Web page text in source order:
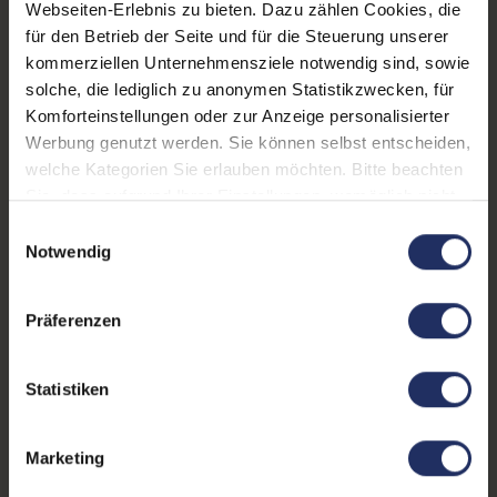
Webseiten-Erlebnis zu bieten. Dazu zählen Cookies, die
für den Betrieb der Seite und für die Steuerung unserer
kommerziellen Unternehmensziele notwendig sind, sowie
solche, die lediglich zu anonymen Statistikzwecken, für
Komforteinstellungen oder zur Anzeige personalisierter
Werbung genutzt werden. Sie können selbst entscheiden,
welche Kategorien Sie erlauben möchten. Bitte beachten
Sie, dass aufgrund Ihrer Einstellungen, womöglich nicht
Weitere Informationen finden Sie in
Notwendig
Präferenzen
Statistiken
Marketing
Kommunikation: Bluetooth , GPS, NFC, WLAN
Mobilfunk: 5G
Frontkamera: 12 Megapixel
Rückkamera: 12 Megapixel
Fingerprintreader: Nein
Gesichtserkennung:
Maße (LxBxH):
Herstellernummer: